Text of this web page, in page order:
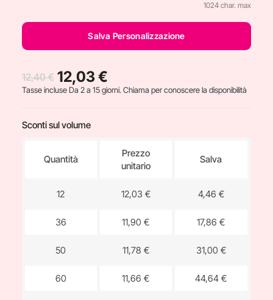
1024 char. max
Salva Personalizzazione
12,40 € 12,03 €
Tasse incluseDa 2 a 15 giorni. Chiama per conoscere la disponibilità
Sconti sul volume
Quantità
Prezzo
unitario
Salva
12 12,03 € 4,46 €
36 11,90 € 17,86 €
50 11,78 € 31,00 €
60 11,66 € 44,64 €